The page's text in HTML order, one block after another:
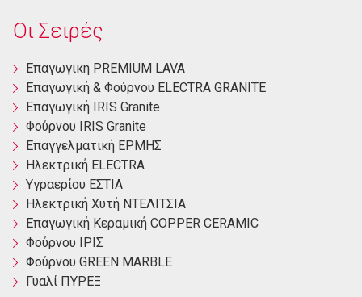
Οι Σειρές
Eπαγωγικη PREMIUM LAVA
Eπαγωγική & Φούρνου ELECTRA GRANITE
Επαγωγική ΙRIS Granite
Φούρνου ΙRIS Granite
Επαγγελματική ΕΡΜΗΣ
Ηλεκτρική ΕLECTRA
Yγραερίου ΕΣΤΙΑ
Ηλεκτρική Χυτή ΝΤΕΛΙΤΣΙΑ
Επαγωγική Κεραμική COPPER CERAMIC
Φούρνου ΙΡΙΣ
Φούρνου GREEN MARBLE
Γυαλί ΠΥΡΕΞ